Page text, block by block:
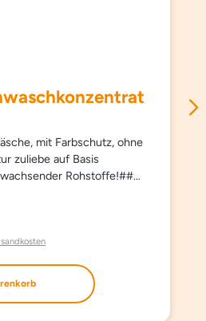
mit Farbschutz, ohne
Rohstoffe!##
ab 15°C und hält
Kein Weichspüler
bügelleicht. Haut- und
Substanzen und